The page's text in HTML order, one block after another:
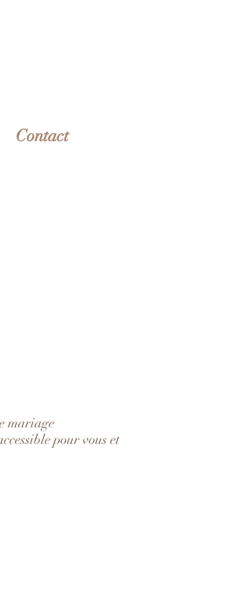
Contact
mariage
pour vous et